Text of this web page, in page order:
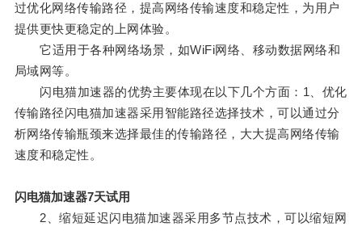
过优化网络传输路径，提高网络传输速度和稳定性，为用户
提供更快更稳定的上网体验。
它适用于各种网络场景，如WiFi网络、移动数据网络和
局域网等。
闪电猫加速器的优势主要体现在以下几个方面：1、优化
传输路径闪电猫加速器采用智能路径选择技术，可以通过分
析网络传输瓶颈来选择最佳的传输路径，大大提高网络传输
速度和稳定性。
闪电猫加速器7天试用
2、缩短延迟闪电猫加速器采用多节点技术，可以缩短网